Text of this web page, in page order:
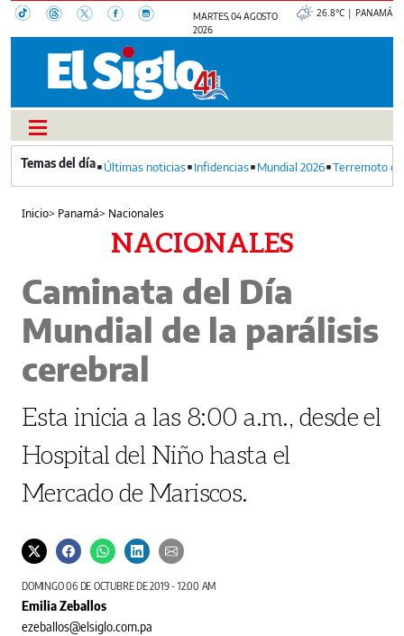
MARTES, 04 AGOSTO
2026
26.8°C | PANAMÁ
Últimas noticias Infidencias Mundial 2026 Terremoto
Inicio> Panamá> Nacionales
NACIONALES
Caminata del Día
Mundial de la parálisis
cerebral
Esta inicia a las 8:00 a.m., desde el
Hospital del Niño hasta el
Mercado de Mariscos.
DOMINGO 06 DE OCTUBRE DE 2019 - 12:00 AM
Emilia Zeballos
ezeballos@elsiglo.com.pa